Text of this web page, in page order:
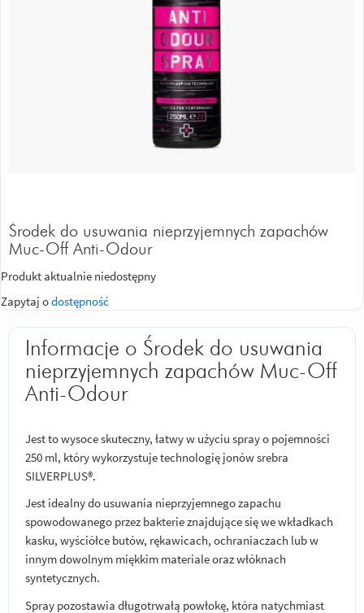
Środek do usuwania nieprzyjemnych zapachów
Muc-Off Anti-Odour
Produkt aktualnie niedostępny
Zapytaj odostępność
Informacje o Środek do usuwania
nieprzyjemnych zapachów Muc-Off
Anti-Odour
Jest to wysoce skuteczny, łatwy w użyciu spray o pojemności
250 ml, który wykorzystuje technologię jonów srebra
SILVERPLUS®.
Jest idealny do usuwania nieprzyjemnego zapachu
spowodowanego przez bakterie znajdujące się we wkładkach
kasku, wyściółce butów, rękawicach, ochraniaczach lub w
innym dowolnym miękkim materiale oraz włóknach
syntetycznych.
Spray pozostawia długotrwałą powłokę, która natychmiast